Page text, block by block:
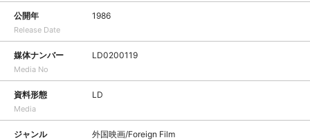
公開年
Release Date
1986
媒体ナンバー
Media No
LD0200119
資料形態
Media
LD
ジャンル 外国映画/Foreign Film